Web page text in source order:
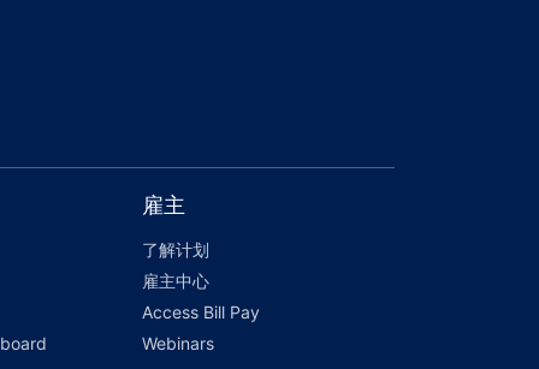
雇主
了解计划
雇主中心
Access Bill Pay
Webinars